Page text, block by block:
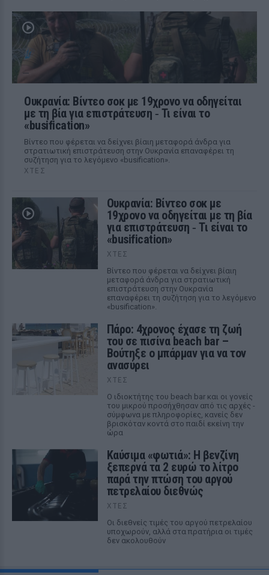
Ουκρανία: Βίντεο σοκ με 19χρονο να οδηγείται
με τη βία για επιστράτευση ‑ Τι είναι το
«busification»
Βίντεο που φέρεται να δείχνει βίαιη μεταφορά άνδρα για
στρατιωτική επιστράτευση στην Ουκρανία επαναφέρει τη
συζήτηση για το λεγόμενο «busification».
ΧΤΕΣ
Ουκρανία: Βίντεο σοκ με
19χρονο να οδηγείται με τη βία
για επιστράτευση ‑ Τι είναι το
«busification»
ΧΤΕΣ
Βίντεο που φέρεται να δείχνει βίαιη
μεταφορά άνδρα για στρατιωτική
επιστράτευση στην Ουκρανία
επαναφέρει τη συζήτηση για το λεγόμενο
«busification».
Πάρο: 4χρονος έχασε τη ζωή
του σε πισίνα beach bar –
Βούτηξε ο μπάρμαν για να τον
ανασύρει
ΧΤΕΣ
Ο ιδιοκτήτης του beach bar και οι γονείς
του μικρού προσήχθησαν από τις αρχές -
σύμφωνα με πληροφορίες, κανείς δεν
βρισκόταν κοντά στο παιδί εκείνη την
ώρα
Καύσιμα «φωτιά»: Η βενζίνη
ξεπερνά τα 2 ευρώ το λίτρο
παρά την πτώση του αργού
πετρελαίου διεθνώς
ΧΤΕΣ
Οι διεθνείς τιμές του αργού πετρελαίου
υποχωρούν, αλλά στα πρατήρια οι τιμές
δεν ακολουθούν